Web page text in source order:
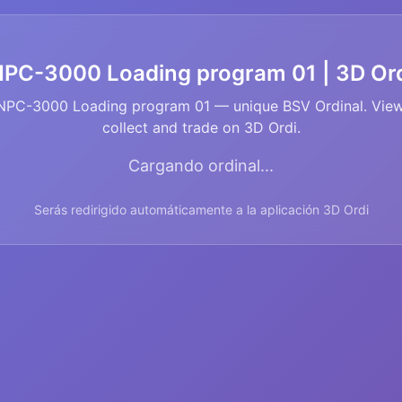
3000 Loading program 01 | 3D
3000 Loading program 01 — unique BSV Ordinal.
collect and trade on 3D Ordi.
Cargando ordinal...
Serás redirigido automáticamente a la aplicación 3D Ordi